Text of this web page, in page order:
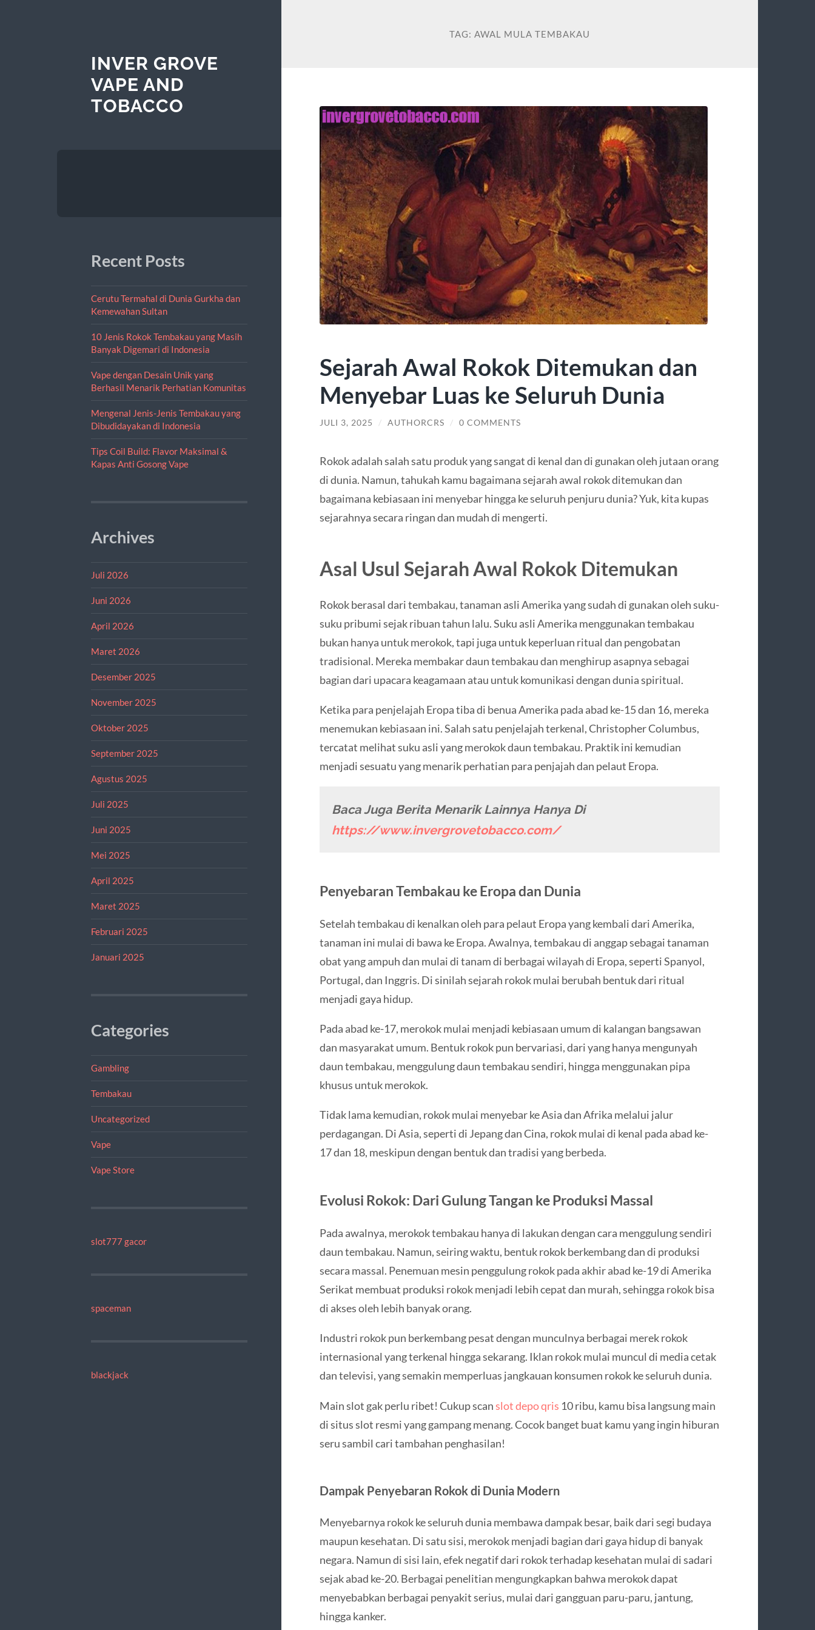
INVER GROVE
VAPE AND
TOBACCO
Recent Posts
Cerutu Termahal di Dunia Gurkha dan
Kemewahan Sultan
10 Jenis Rokok Tembakau yang Masih
Banyak Digemari di Indonesia
Vape dengan Desain Unik yang
Berhasil Menarik Perhatian Komunitas
Mengenal Jenis-Jenis Tembakau yang
Dibudidayakan di Indonesia
Tips Coil Build: Flavor Maksimal &
Kapas Anti Gosong Vape
Archives
Juli 2026
Juni 2026
April 2026
Maret 2026
Desember 2025
November 2025
Oktober 2025
September 2025
Agustus 2025
Juli 2025
Juni 2025
Mei 2025
April 2025
Maret 2025
Februari 2025
Januari 2025
Categories
Gambling
Tembakau
Uncategorized
Vape
Vape Store
slot777 gacor
spaceman
blackjack
TAG: AWAL MULA TEMBAKAU
Sejarah Awal Rokok Ditemukan dan
Menyebar Luas ke Seluruh Dunia
JULI 3, 2025 / AUTHORCRS / 0 COMMENTS
Rokok adalah salah satu produk yang sangat di kenal dan di gunakan oleh jutaan orang
di dunia. Namun, tahukah kamu bagaimana sejarah awal rokok ditemukan dan
bagaimana kebiasaan ini menyebar hingga ke seluruh penjuru dunia? Yuk, kita kupas
sejarahnya secara ringan dan mudah di mengerti.
Asal Usul Sejarah Awal Rokok Ditemukan
Rokok berasal dari tembakau, tanaman asli Amerika yang sudah di gunakan oleh suku-
suku pribumi sejak ribuan tahun lalu. Suku asli Amerika menggunakan tembakau
bukan hanya untuk merokok, tapi juga untuk keperluan ritual dan pengobatan
tradisional. Mereka membakar daun tembakau dan menghirup asapnya sebagai
bagian dari upacara keagamaan atau untuk komunikasi dengan dunia spiritual.
Ketika para penjelajah Eropa tiba di benua Amerika pada abad ke-15 dan 16, mereka
menemukan kebiasaan ini. Salah satu penjelajah terkenal, Christopher Columbus,
tercatat melihat suku asli yang merokok daun tembakau. Praktik ini kemudian
menjadi sesuatu yang menarik perhatian para penjajah dan pelaut Eropa.
Baca Juga Berita Menarik Lainnya Hanya Di
https://www.invergrovetobacco.com/
Penyebaran Tembakau ke Eropa dan Dunia
Setelah tembakau di kenalkan oleh para pelaut Eropa yang kembali dari Amerika,
tanaman ini mulai di bawa ke Eropa. Awalnya, tembakau di anggap sebagai tanaman
obat yang ampuh dan mulai di tanam di berbagai wilayah di Eropa, seperti Spanyol,
Portugal, dan Inggris. Di sinilah sejarah rokok mulai berubah bentuk dari ritual
menjadi gaya hidup.
Pada abad ke-17, merokok mulai menjadi kebiasaan umum di kalangan bangsawan
dan masyarakat umum. Bentuk rokok pun bervariasi, dari yang hanya mengunyah
daun tembakau, menggulung daun tembakau sendiri, hingga menggunakan pipa
khusus untuk merokok.
Tidak lama kemudian, rokok mulai menyebar ke Asia dan Afrika melalui jalur
perdagangan. Di Asia, seperti di Jepang dan Cina, rokok mulai di kenal pada abad ke-
17 dan 18, meskipun dengan bentuk dan tradisi yang berbeda.
Evolusi Rokok: Dari Gulung Tangan ke Produksi Massal
Pada awalnya, merokok tembakau hanya di lakukan dengan cara menggulung sendiri
daun tembakau. Namun, seiring waktu, bentuk rokok berkembang dan di produksi
secara massal. Penemuan mesin penggulung rokok pada akhir abad ke-19 di Amerika
Serikat membuat produksi rokok menjadi lebih cepat dan murah, sehingga rokok bisa
di akses oleh lebih banyak orang.
Industri rokok pun berkembang pesat dengan munculnya berbagai merek rokok
internasional yang terkenal hingga sekarang. Iklan rokok mulai muncul di media cetak
dan televisi, yang semakin memperluas jangkauan konsumen rokok ke seluruh dunia.
Main slot gak perlu ribet! Cukup scanslot depo qris 10 ribu, kamu bisa langsung main
di situs slot resmi yang gampang menang. Cocok banget buat kamu yang ingin hiburan
seru sambil cari tambahan penghasilan!
Dampak Penyebaran Rokok di Dunia Modern
Menyebarnya rokok ke seluruh dunia membawa dampak besar, baik dari segi budaya
maupun kesehatan. Di satu sisi, merokok menjadi bagian dari gaya hidup di banyak
negara. Namun di sisi lain, efek negatif dari rokok terhadap kesehatan mulai di sadari
sejak abad ke-20. Berbagai penelitian mengungkapkan bahwa merokok dapat
menyebabkan berbagai penyakit serius, mulai dari gangguan paru-paru, jantung,
hingga kanker.